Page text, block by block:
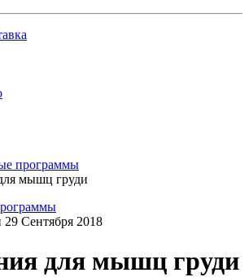
программы
мышц груди
29 Сентября 2018
для мышц груди